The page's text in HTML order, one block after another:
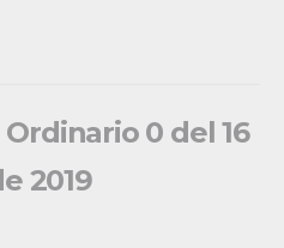
0 del 16
2019